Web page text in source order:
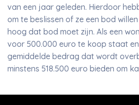
van een jaar geleden. Hierdoor
om te beslissen of ze een bod
hoog dat bod moet zijn. Als een
voor 500.000 euro te koop staat
gemiddelde bedrag dat wordt
minstens 518.500 euro bieden om